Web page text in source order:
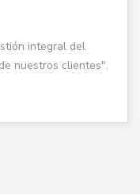
integral del
nuestros clientes".